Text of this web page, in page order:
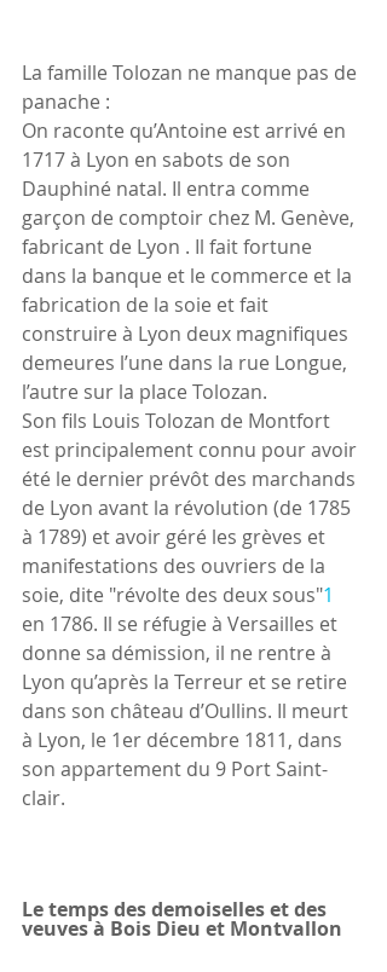
La famille Tolozan ne manque pas de
panache :
On raconte qu’Antoine est arrivé en
1717 à Lyon en sabots de son
Dauphiné natal. Il entra comme
garçon de comptoir chez M. Genève,
fabricant de Lyon . Il fait fortune
dans la banque et le commerce et la
fabrication de la soie et fait
construire à Lyon deux magnifiques
demeures l’une dans la rue Longue,
l’autre sur la place Tolozan.
Son fils Louis Tolozan de Montfort
est principalement connu pour avoir
été le dernier prévôt des marchands
de Lyon avant la révolution (de 1785
à 1789) et avoir géré les grèves et
manifestations des ouvriers de la
soie, dite "révolte des deux sous"1
en 1786. Il se réfugie à Versailles et
donne sa démission, il ne rentre à
Lyon qu’après la Terreur et se retire
dans son château d’Oullins. Il meurt
à Lyon, le 1er décembre 1811, dans
son appartement du 9 Port Saint-
clair.
Le temps des demoiselles et des
veuves à Bois Dieu et Montvallon